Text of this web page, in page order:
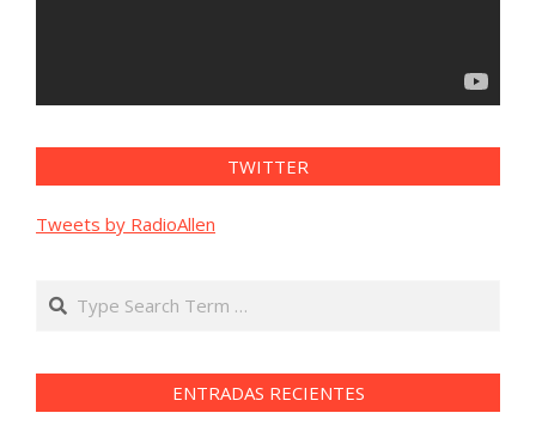
TWITTER
Tweets by RadioAllen
Search
ENTRADAS RECIENTES